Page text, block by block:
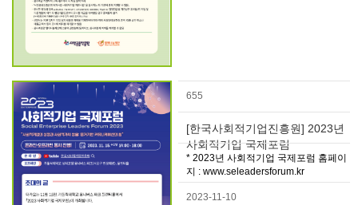
655
[한국사회적기업진흥원] 2023년
사회적기업 국제포럼
* 2023년 사회적기업 국제포럼 홈페이
지 : www.seleadersforum.kr
2023-11-10